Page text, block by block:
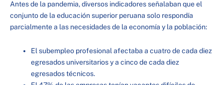
Antes de la pandemia, diversos indicadores señalaban que el
conjunto de la educación superior peruana solo respondía
parcialmente a las necesidades de la economía y la población:
El subempleo profesional afectaba a cuatro de cada diez
egresados universitarios y a cinco de cada diez
egresados técnicos.